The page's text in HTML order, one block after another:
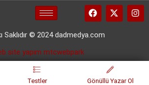
Saklıdır © 2024 dadmedya.com
site yapım mtcwebpark
Testler Gönüllü Yazar Ol